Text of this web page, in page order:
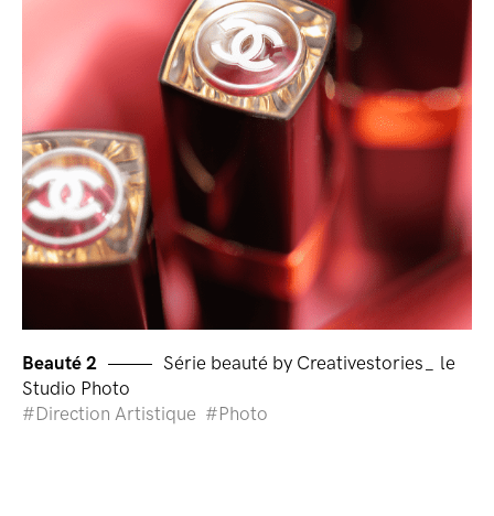
Beauté 2
Série beauté by Creativestories_ le
Studio Photo
Direction Artistique
Photo